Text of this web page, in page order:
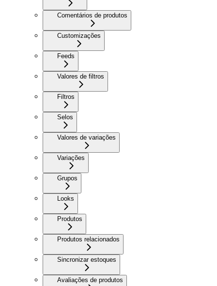
Comentários de produtos
Customizações
Feeds
Valores de filtros
Filtros
Selos
Valores de variações
Variações
Grupos
Looks
Produtos
Produtos relacionados
Sincronizar estoques
Avaliações de produtos